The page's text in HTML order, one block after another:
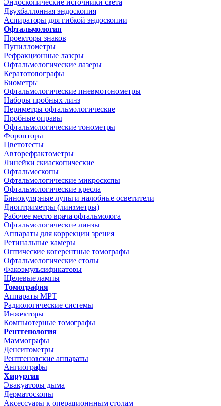
Эндоскопические источники света
Двухбаллонная эндоскопия
Аспираторы для гибкой эндоскопии
Офтальмология
Проекторы знаков
Пупиллометры
Рефракционные лазеры
Офтальмологические лазеры
Кератотопографы
Биометры
Офтальмологические пневмотонометры
Наборы пробных линз
Периметры офтальмологические
Пробные оправы
Офтальмологические тонометры
Форопторы
Цветотесты
Авторефрактометры
Линейки скиаскопические
Офтальмоскопы
Офтальмологические микроскопы
Офтальмологические кресла
Бинокулярные лупы и налобные осветители
Диоптриметры (линзметры)
Рабочее место врача офтальмолога
Офтальмологические линзы
Аппараты для коррекции зрения
Ретинальные камеры
Оптические когерентные томографы
Офтальмологические столы
Факоэмульсификаторы
Щелевые лампы
Томография
Аппараты МРТ
Радиологические системы
Инжекторы
Компьютерные томографы
Рентгенология
Маммографы
Денситометры
Рентгеновские аппараты
Ангиографы
Хирургия
Эвакуаторы дыма
Дерматоскопы
Аксессуары к операционнным столам